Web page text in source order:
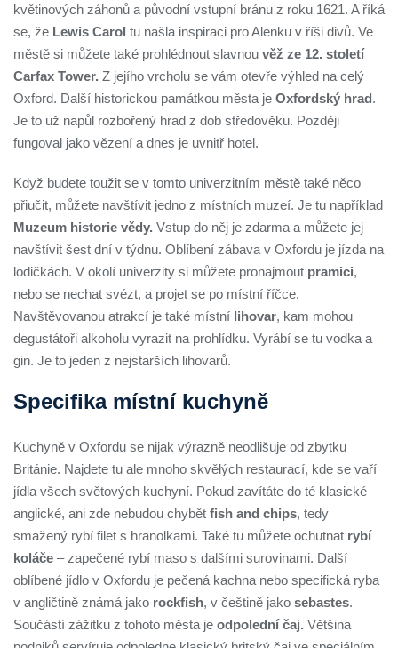
květinových záhonů a původní vstupní bránu z roku 1621. A říká
se, že Lewis Carol tu našla inspiraci pro Alenku v říši divů. Ve
městě si můžete také prohlédnout slavnou věž ze 12. století
Carfax Tower. Z jejího vrcholu se vám otevře výhled na celý
Oxford. Další historickou památkou města je Oxfordský hrad.
Je to už napůl rozbořený hrad z dob středověku. Později
fungoval jako vězení a dnes je uvnitř hotel.
Když budete toužit se v tomto univerzitním městě také něco
přiučit, můžete navštívit jedno z místních muzeí. Je tu například
Muzeum historie vědy. Vstup do něj je zdarma a můžete jej
navštívit šest dní v týdnu. Oblíbení zábava v Oxfordu je jízda na
lodičkách. V okolí univerzity si můžete pronajmout pramici,
nebo se nechat svézt, a projet se po místní říčce.
Navštěvovanou atrakcí je také místní lihovar, kam mohou
degustátoři alkoholu vyrazit na prohlídku. Vyrábí se tu vodka a
gin. Je to jeden z nejstarších lihovarů.
Specifika místní kuchyně
Kuchyně v Oxfordu se nijak výrazně neodlišuje od zbytku
Británie. Najdete tu ale mnoho skvělých restaurací, kde se vaří
jídla všech světových kuchyní. Pokud zavítáte do té klasické
anglické, ani zde nebudou chybět fish and chips, tedy
smažený rybí filet s hranolkami. Také tu můžete ochutnat rybí
koláče – zapečené rybí maso s dalšími surovinami. Další
oblíbené jídlo v Oxfordu je pečená kachna nebo specifická ryba
v angličtině známá jako rockfish, v češtině jako sebastes.
Součástí zážitku z tohoto města je odpolední čaj. Většina